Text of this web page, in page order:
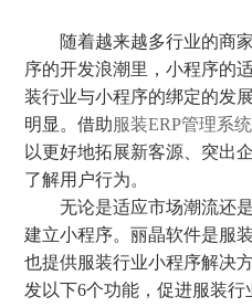
随着越来越多行业的商家
序的开发浪潮里，小程序的
装行业与小程序的绑定的发
明显。借助服装ERP管理系统
以更好地拓展新客源、突出
了解用户行为。
无论是适应市场潮流还是
建立小程序。丽晶软件是服
也提供服装行业小程序解决
发以下6个功能，促进服装行